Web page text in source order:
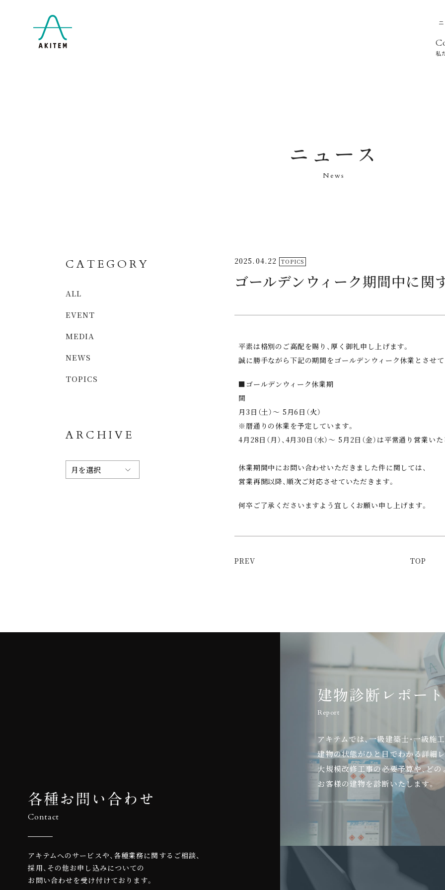
私
ニュース
News
CATEGORY
ALL
EVENT
MEDIA
NEWS
TOPICS
ARCHIVE
2025.04.22 TOPICS
ゴールデンウィーク期間中に関
平素は格別のご高配を賜り、厚く御礼申し上げます。
誠に勝手ながら下記の期間をゴールデンウィーク休
■ゴールデンウィーク休業期
間 2025年4月
月3日（土）～ 5月6日（火）
※暦通りの休業を予定しています。
4月28日（月）、4月30日（水）～ 5月2日（金）は平常通り営業い
休業期間中にお問い合わせいただきました件に関しては、
営業再開以降、順次ご対応させていただきます。
何卒ご了承くださいますよう宜しくお願い申し上げます。
PREV TOP
各種お問い合わせ
Contact
アキテムへのサービスや、各種業務に関するご相談、
採用、その他お申し込みについての
お問い合わせを受け付けております。
建物診断レポート
Report
アキテムでは、一級建築士・一級
建物の状態がひと目でわかる詳細
大規模改修工事の必要予算や、ど
お客様の建物を診断いたします。